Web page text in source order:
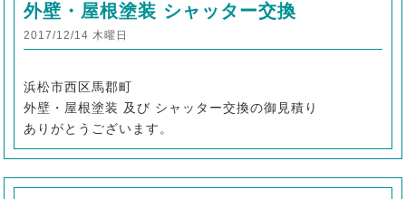
外壁・屋根塗装 シャッター交換
2017/12/14 木曜日
浜松市西区馬郡町
外壁・屋根塗装 及び シャッター交換の御見積り
ありがとうございます。